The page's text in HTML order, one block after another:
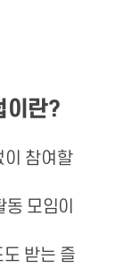
이란?
이 참여할
모임이
받는 즐